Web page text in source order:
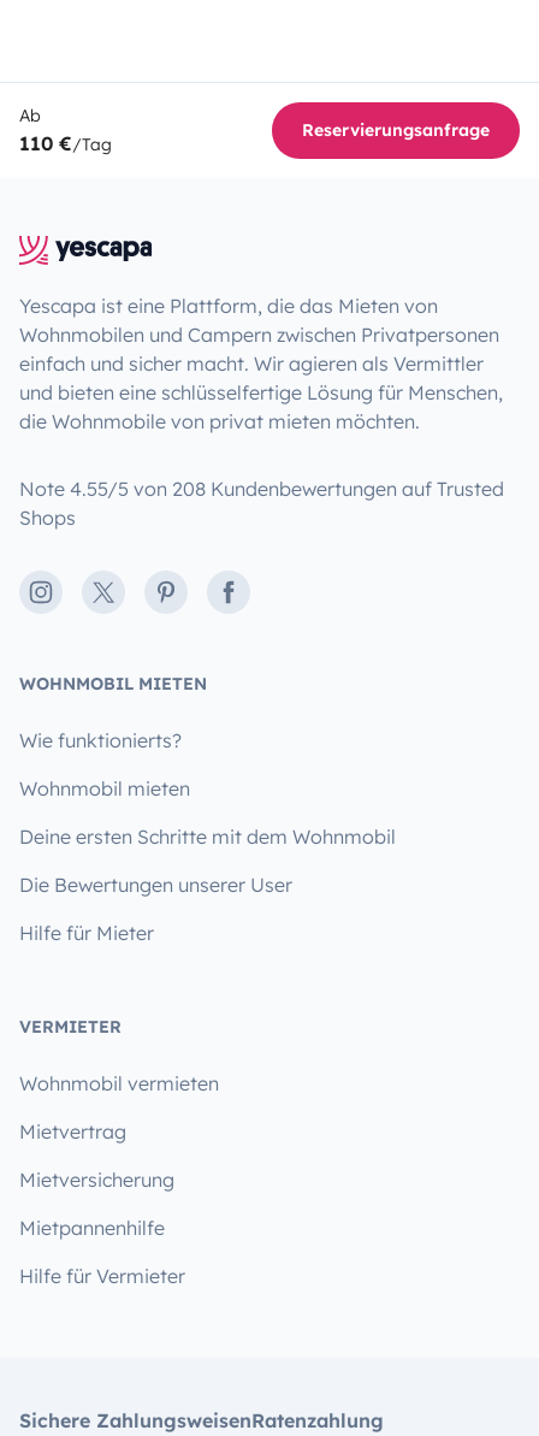
Ab
110 €/Tag
Reservierungsanfrage
Yescapa ist eine Plattform, die das Mieten von
Wohnmobilen und Campern zwischen Privatpersonen
einfach und sicher macht. Wir agieren als Vermittler
und bieten eine schlüsselfertige Lösung für Menschen,
die Wohnmobile von privat mieten möchten.
Note 4.55/5 von 208 Kundenbewertungen auf Trusted
Shops
Instagram
X PinterestFacebook
WOHNMOBIL MIETEN
Wie funktionierts?
Wohnmobil mieten
Deine ersten Schritte mit dem Wohnmobil
Die Bewertungen unserer User
Hilfe für Mieter
VERMIETER
Wohnmobil vermieten
Mietvertrag
Mietversicherung
Mietpannenhilfe
Hilfe für Vermieter
Sichere ZahlungsweisenRatenzahlung